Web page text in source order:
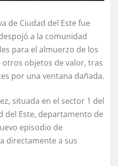
de Ciudad del Este fue
a la comunidad
para el almuerzo de los
objetos de valor, tras
por una ventana dañada.
situada en el sector 1 del
del Este, departamento de
episodio de
directamente a sus